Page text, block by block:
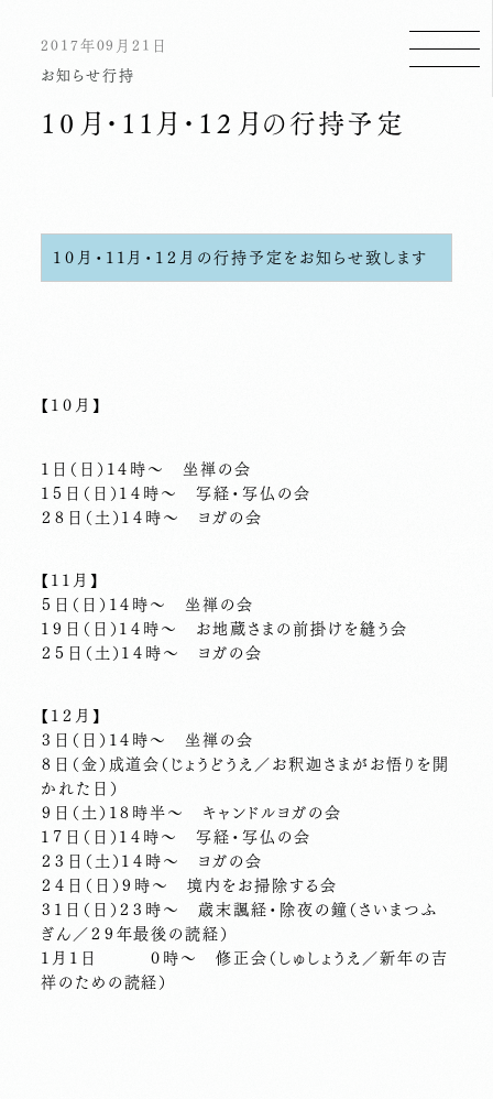
2017年09月21日
お知らせ行持
１０月・１１月・１２月の行持予定
１０月・１１月・１２月の行持予定をお知らせ致します
【１０月】
１日（日）１４時～ 坐禅の会
１５日（日）１４時～ 写経・写仏の会
２８日（土）１４時～ ヨガの会
【１１月】
５日（日）１４時～ 坐禅の会
１９日（日）１４時～ お地蔵さまの前掛けを縫う会
２５日（土）１４時～ ヨガの会
【１２月】
３日（日）１４時～ 坐禅の会
８日（金）成道会（じょうどうえ／お釈迦さまがお悟りを開
かれた日）
９日（土）１８時半～ キャンドルヨガの会
１７日（日）１４時～ 写経・写仏の会
２３日（土）１４時～ ヨガの会
２４日（日）９時～ 境内をお掃除する会
３１日（日）２３時～ 歳末諷経・除夜の鐘（さいまつふ
ぎん／２９年最後の読経）
１月１日 ０時～ 修正会（しゅしょうえ／新年の吉
祥のための読経）